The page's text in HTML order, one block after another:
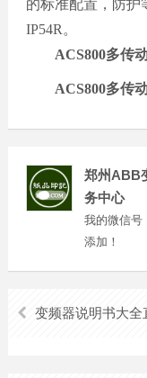
的标准配置，防护
IP54R。
ACS800多传
ACS800多传
郑州ABB
务中心
我的微信号
添加！
变频器说明书大全